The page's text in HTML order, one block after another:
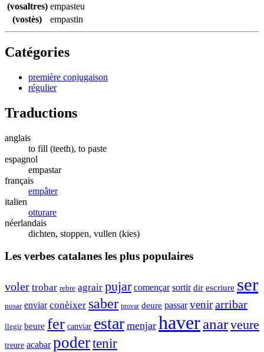
(vosaltres) empasteu
(vostès)
empastin
Catégories
première conjugaison
régulier
Traductions
anglais
to fill (teeth), to paste
espagnol
empastar
français
empâter
italien
otturare
néerlandais
dichten, stoppen, vullen (kies)
Les verbes catalanes les plus populaires
voler trobar rebre agrair pujar començar sortir dir escriure ser
posar enviar conèixer saber provar deure passar venirarribar
llegir beure fer canviar estar menjar haveranarveure
treure acabar podertenir